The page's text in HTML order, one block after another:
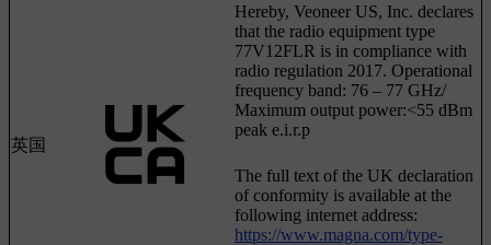
英国
Hereby, Veoneer US, Inc. declares
that the radio equipment type
77V12FLR is in compliance with
radio regulation 2017. Operational
frequency band: 76 – 77 GHz/
Maximum output power:<55 dBm
peak e.i.r.p
The full text of the UK declaration
of conformity is available at the
following internet address:
https://www.magna.com/type-